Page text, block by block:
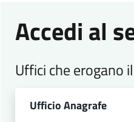
Accedi al
Uffici che erogano
Ufficio Anagrafe